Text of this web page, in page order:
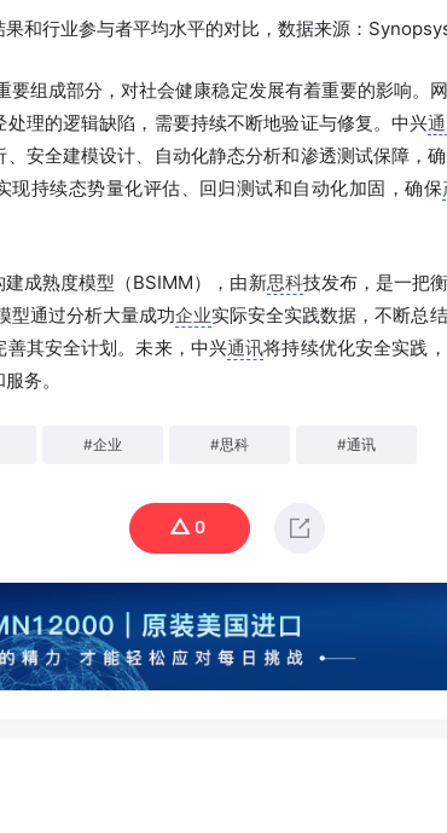
和行业参与者平均水平的对比，数据来源：
要组成部分，对社会健康稳定发展有着重要的影响。
理的逻辑缺陷，需要持续不断地验证与修复。中兴
安全建模设计、自动化静态分析和渗透测试保障，
现持续态势量化评估、回归测试和自动化加固，确保
成熟度模型（BSIMM），由新思科技发布，是一把
型通过分析大量成功企业实际安全实践数据，不断总
善其安全计划。未来，中兴通讯将持续优化安全实践
务。
#企业 #思科 #通讯
0